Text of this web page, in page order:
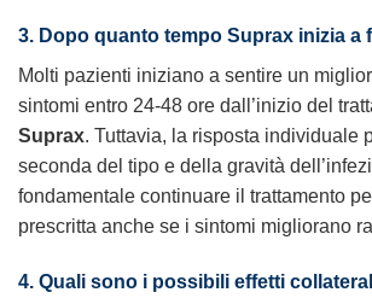
3. Dopo quanto tempo Suprax inizia a
Molti pazienti iniziano a sentire un
sintomi entro 24-48 ore dall’inizio del
Suprax. Tuttavia, la risposta individuale
seconda del tipo e della gravità
fondamentale continuare il trattamento
prescritta anche se i sintomi migliorano
4. Quali sono i possibili effetti